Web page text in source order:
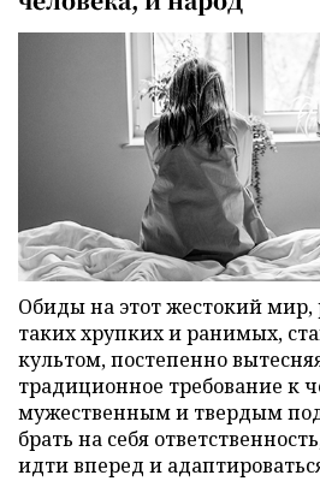
Обиды на этот жестокий
таких хрупких и ранимых,
культом, постепенно
традиционное требование к
мужественным и твердым
брать на себя
идти вперед и